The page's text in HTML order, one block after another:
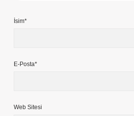
İsim*
E-Posta*
Web Sitesi